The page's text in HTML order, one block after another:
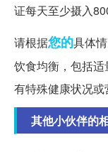
证每天至少摄入
请根据您的具体
饮食均衡，包括
有特殊健康状况
其他小伙伴的